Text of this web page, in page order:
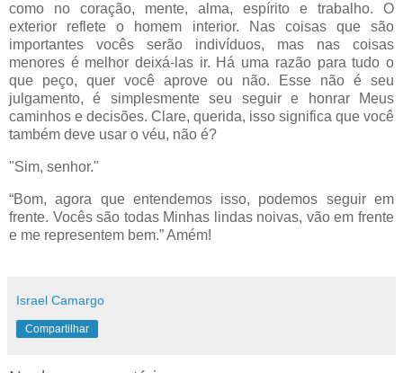
como no coração, mente, alma, espírito e trabalho. O
exterior reflete o homem interior. Nas coisas que são
importantes vocês serão indivíduos, mas nas coisas
menores é melhor deixá-las ir. Há uma razão para tudo o
que peço, quer você aprove ou não. Esse não é seu
julgamento, é simplesmente seu seguir e honrar Meus
caminhos e decisões. Clare, querida, isso significa que você
também deve usar o véu, não é?
"Sim, senhor."
“Bom, agora que entendemos isso, podemos seguir em
frente. Vocês são todas Minhas lindas noivas, vão em frente
e me representem bem.” Amém!
Israel Camargo
Compartilhar